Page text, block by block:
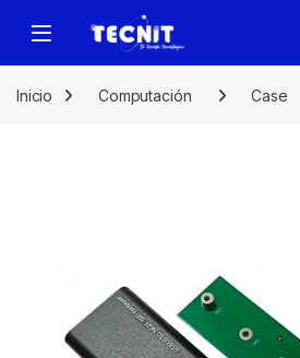
Inicio Computación Case